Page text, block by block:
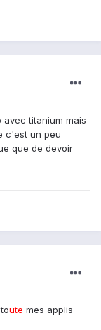
titanium mais
c'est un peu
que de devoir
ute mes applis